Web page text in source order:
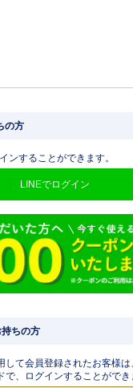
の方
ンすることができます。
LINEでログイン
ちの方
て会員登録されたお客様は
、ログインすることができ